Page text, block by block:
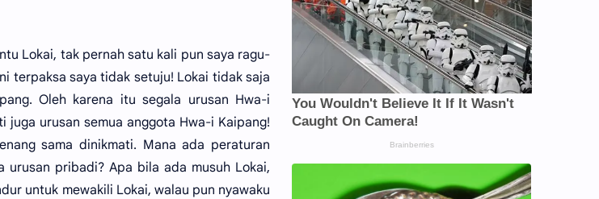
Lokai, tak pernah satu kali pun saya ragu-
terpaksa saya tidak setuju! Lokai tidak saja
Oleh karena itu segala urusan Hwa-i
juga urusan semua anggota Hwa-i Kaipang!
sama dinikmati. Mana ada peraturan
urusan pribadi? Apa bila ada musuh Lokai,
untuk mewakili Lokai, walau pun nyawaku